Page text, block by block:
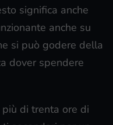
significa anche
anche su
si può godere della
dover spendere
di trenta ore di